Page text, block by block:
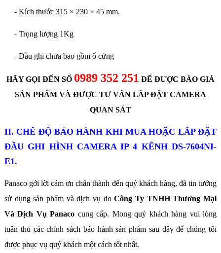
- Kích thước 315 × 230 × 45 mm.
- Trọng lượng 1Kg
- Đầu ghi chưa bao gồm ổ cứng
HÃY GỌI ĐẾN SỐ 0989 352 251 ĐỂ ĐƯỢC BÁO GIÁ
SẢN PHẨM VÀ ĐƯỢC TƯ VẤN LẮP ĐẶT CAMERA
QUAN SÁT
II. CHẾ ĐỘ BẢO HÀNH KHI MUA HOẶC LẮP ĐẶT
ĐẦU GHI HÌNH CAMERA IP 4 KÊNH DS-7604NI-
E1.
Panaco gởi lời cám ơn chân thành đến quý khách hàng, đã tin tưởng
sử dụng sản phẩm và dịch vụ doCông Ty TNHH Thương Mại
Và Dịch Vụ Panaco cung cấp. Mong quý khách hàng vui lòng
tuân thủ các chính sách bảo hành sản phẩm sau đây để chúng tôi
được phục vụ quý khách một cách tốt nhất.